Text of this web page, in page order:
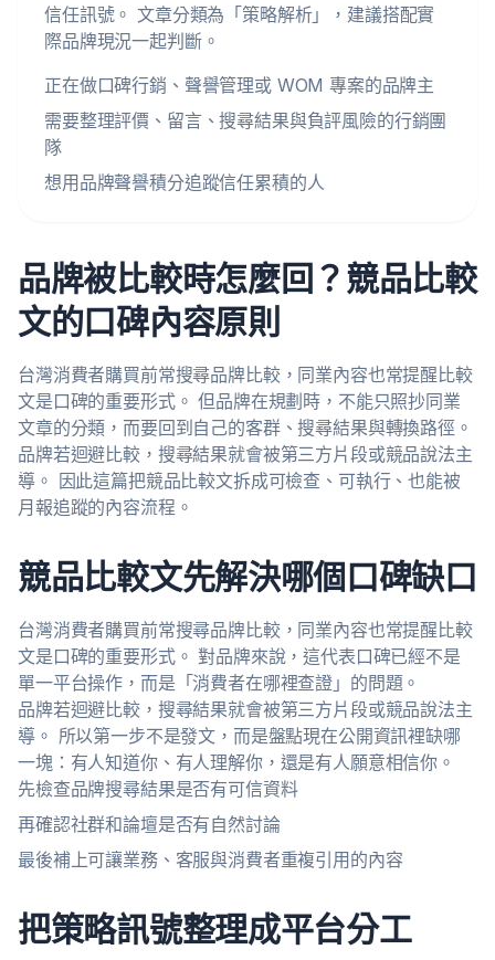
信任訊號。 文章分類為「策略解析」，建議搭配實
際品牌現況一起判斷。
正在做口碑行銷、聲譽管理或 WOM 專案的品牌主
需要整理評價、留言、搜尋結果與負評風險的行銷團
隊
想用品牌聲譽積分追蹤信任累積的人
品牌被比較時怎麼回？競品比較
文的口碑內容原則
台灣消費者購買前常搜尋品牌比較，同業內容也常提醒比較
文是口碑的重要形式。 但品牌在規劃時，不能只照抄同業
文章的分類，而要回到自己的客群、搜尋結果與轉換路徑。
品牌若迴避比較，搜尋結果就會被第三方片段或競品說法主
導。 因此這篇把競品比較文拆成可檢查、可執行、也能被
月報追蹤的內容流程。
競品比較文先解決哪個口碑缺口
台灣消費者購買前常搜尋品牌比較，同業內容也常提醒比較
文是口碑的重要形式。 對品牌來說，這代表口碑已經不是
單一平台操作，而是「消費者在哪裡查證」的問題。
品牌若迴避比較，搜尋結果就會被第三方片段或競品說法主
導。 所以第一步不是發文，而是盤點現在公開資訊裡缺哪
一塊：有人知道你、有人理解你，還是有人願意相信你。
先檢查品牌搜尋結果是否有可信資料
再確認社群和論壇是否有自然討論
最後補上可讓業務、客服與消費者重複引用的內容
把策略訊號整理成平台分工